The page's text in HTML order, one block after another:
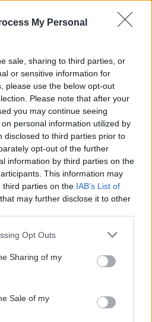
My Personal
sale, sharing to third parties, or
or sensitive information for
please use the below opt-out
Please note that after your
you may continue seeing
personal information utilized by
disclosed to third parties prior to
opt-out of the further
information by third parties on the
This information may
third parties on the IAB’s List of
that may further disclose it to other
app uses one or more Google
behaviour. You may click to
and its third-party tags to
purposes in below Google
Opt Outs
Sharing of my
Sale of my